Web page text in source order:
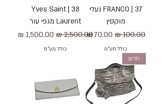
37 | FRANCO נעלי
מוקסין
מחיר רגיל מחיר מבצע
כולל מע״מ
38 | Yves Saint
Laurent מגפי עור
מחיר רגיל
מחיר מבצע
כולל מע״מ
חדש